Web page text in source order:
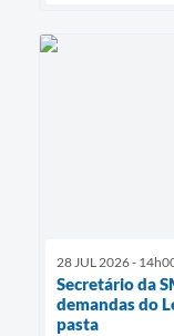
28 JUL 2026 -
Secretário da
demandas do
pasta